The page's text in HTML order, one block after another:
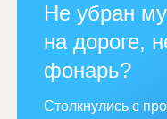
Не убран
на дороге,
фонарь?
Столкнулись с